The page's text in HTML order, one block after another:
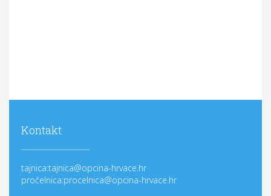
Kontakt
tajnica:tajnica@opcina-hrvace.hr
pročelnica:procelnica@opcina-hrvace.hr